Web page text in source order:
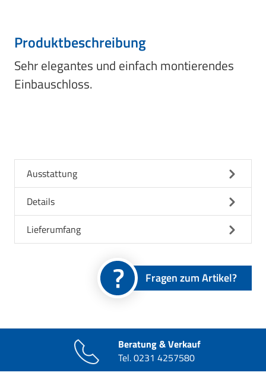
Produktbeschreibung
Sehr elegantes und einfach montierendes
Einbauschloss.
Ausstattung
Details
Lieferumfang
Fragen zum Artikel?
Beratung & Verkauf
Tel.0231 4257580